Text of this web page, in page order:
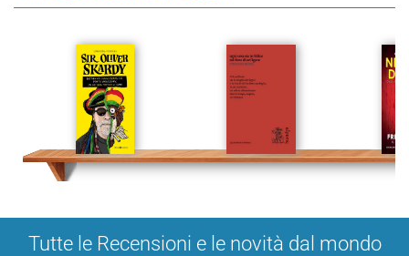
Tutte le Recensioni e le novità dal mondo